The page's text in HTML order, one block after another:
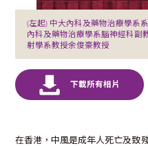
(左起) 中大內科及藥物治療學系
內科及藥物治療學系腦神經科副
射學系教授余俊豪教授
在香港，中風是成年人死亡及致